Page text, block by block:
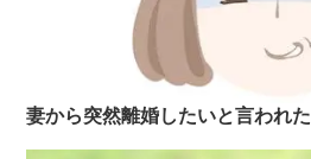
妻から突然離婚したいと言われた